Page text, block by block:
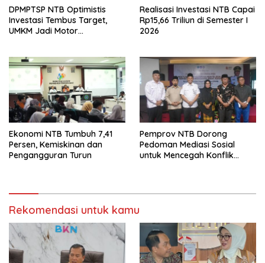
DPMPTSP NTB Optimistis
Investasi Tembus Target,
UMKM Jadi Motor
Realisasi Investasi NTB Capai
Rp15,66 Triliun di Semester I
2026
Ekonomi NTB Tumbuh 7,41
Persen, Kemiskinan dan
Pengangguran Turun
Pemprov NTB Dorong
Pedoman Mediasi Sosial
untuk Mencegah Konflik
Rekomendasi untuk kamu